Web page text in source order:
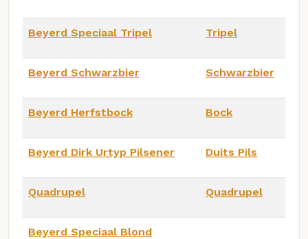
Beyerd Speciaal Tripel Tripel
Beyerd Schwarzbier Schwarzbier
Beyerd Herfstbock Bock
Beyerd Dirk Urtyp Pilsener Duits Pils
Quadrupel Quadrupel
Beyerd Speciaal Blond